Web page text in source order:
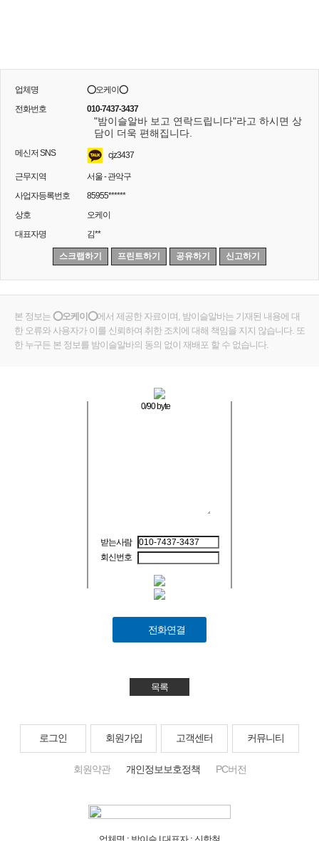
업체명
⭕오케이⭕
전화번호
010-7437-3437
"밤이슬알바 보고 연락드립니다"라고 하시면 상
담이 더욱 편해집니다.
메신저 SNS cjz3437
근무지역
서울 - 관악구
사업자등록번호
85955******
상호
오케이
대표자명
김**
스크랩하기 프린트하기 공유하기 신고하기
본 정보는 ⭕오케이⭕에서 제공한 자료이며, 밤이슬알바는 기재된 내용에 대
한 오류와 사용자가 이를 신뢰하여 취한 조치에 대해 책임을 지지 않습니다. 또
한 누구든 본 정보를 밤이슬알바의 동의 없이 재배포 할 수 없습니다.
0/90 byte
받는사람
회신번호
전화연결
목록
로그인 회원가입 고객센터 커뮤니티
회원약관 개인정보보호정책 PC버전